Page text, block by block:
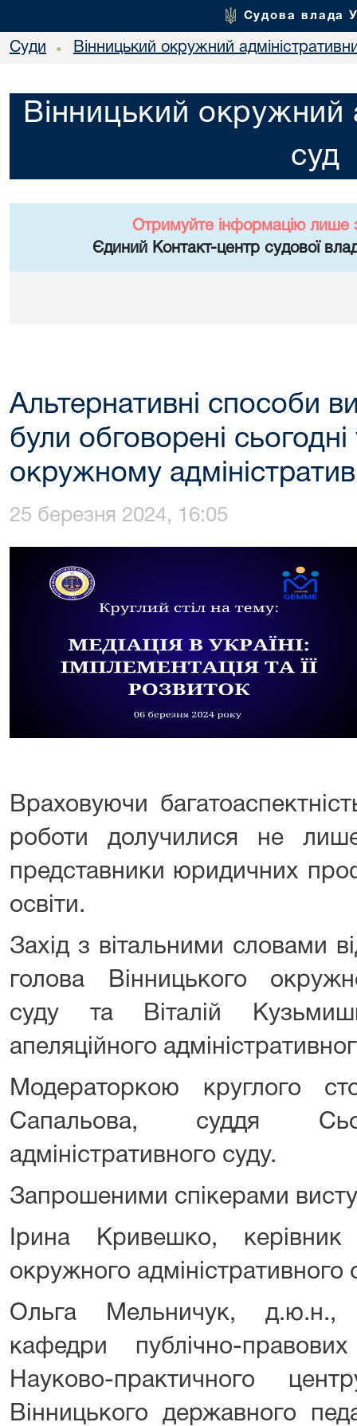
Судова влада
Суди • Вінницький окружний
Вінницький окружний
суд
Отримуйте інформацію лише
Єдиний Контакт-центр судової
Альтернативні способи
були обговорені
окружному
25 березня 2024, 16:05
Враховуючи
роботи долучилися не
представники юридичних
освіти.
Захід з вітальними словами
голова Вінницького
суду та Віталій
апеляційного
Модераторкою круглого
Сапальова, суддя
адміністративного суду.
Запрошеними спікерами
Ірина Кривешко, керівник
окружного адміністративного
Ольга Мельничук, д.ю.н.,
кафедри публічно-
Науково-практичного
Вінницького державного